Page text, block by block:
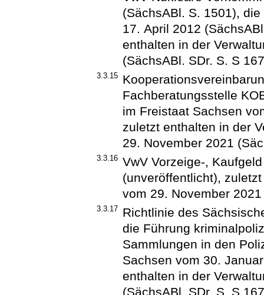
(SächsABl. S. 1501),
17. April 2012
enthalten in der
(SächsABl. SDr. S. S
3.3.15
Fachberatungsstelle
im Freistaat Sachsen
zuletzt enthalten in der
29. November 2021
3.3.16 VwV Vorzeige-,
(unveröffentlicht),
vom 29. November
3.3.17
Richtlinie des
die Führung
Sammlungen in den
Sachsen vom 30.
enthalten in der
(SächsABl. SDr. S. S